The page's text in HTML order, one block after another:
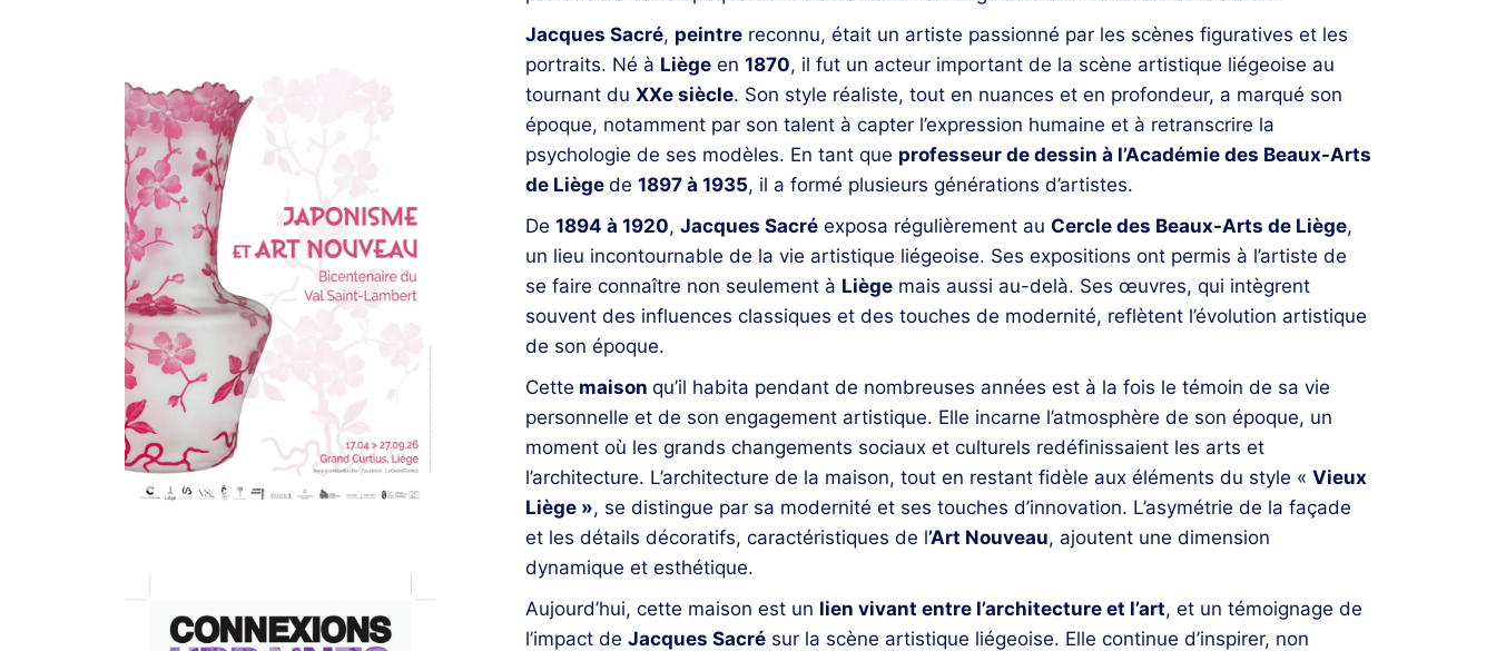
Jacques Sacré, peintre reconnu, était un artiste passionné par les scènes figuratives et les
portraits. Né à Liège en 1870, il fut un acteur important de la scène artistique liégeoise au
tournant du XXe siècle. Son style réaliste, tout en nuances et en profondeur, a marqué son
époque, notamment par son talent à capter l’expression humaine et à retranscrire la
psychologie de ses modèles. En tant que professeur de dessin à l’Académie des Beaux-Arts
de Liège de 1897 à 1935, il a formé plusieurs générations d’artistes.
De 1894 à 1920, Jacques Sacré exposa régulièrement au Cercle des Beaux-Arts de Liège,
un lieu incontournable de la vie artistique liégeoise. Ses expositions ont permis à l’artiste de
se faire connaître non seulement à Liège mais aussi au-delà. Ses œuvres, qui intègrent
souvent des influences classiques et des touches de modernité, reflètent l’évolution artistique
de son époque.
Cette maison qu’il habita pendant de nombreuses années est à la fois le témoin de sa vie
personnelle et de son engagement artistique. Elle incarne l’atmosphère de son époque, un
moment où les grands changements sociaux et culturels redéfinissaient les arts et
l’architecture. L’architecture de la maison, tout en restant fidèle aux éléments du style « Vieux
Liège », se distingue par sa modernité et ses touches d’innovation. L’asymétrie de la façade
et les détails décoratifs, caractéristiques de l’Art Nouveau, ajoutent une dimension
dynamique et esthétique.
Aujourd’hui, cette maison est un lien vivant entre l’architecture et l’art, et un témoignage de
l’impact de Jacques Sacré sur la scène artistique liégeoise. Elle continue d’inspirer, non